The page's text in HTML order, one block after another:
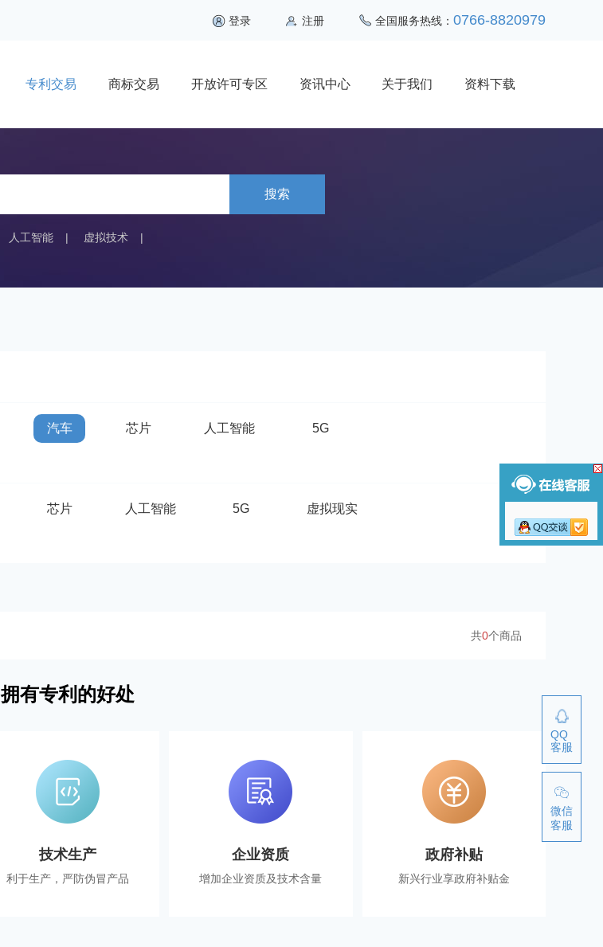
登录 注册 全国服务热线： 0766-8820979
专利交易 商标交易 开放许可专区 资讯中心 关于我们 资料下载
搜索
人工智能 | 虚拟技术 |
汽车 芯片 人工智能 5G
芯片 人工智能 5G 虚拟现实
共0个商品
拥有专利的好处
技术生产
利于生产，严防伪冒产品
企业资质
增加企业资质及技术含量
政府补贴
新兴行业享政府补贴金
QQ
客服
微信
客服